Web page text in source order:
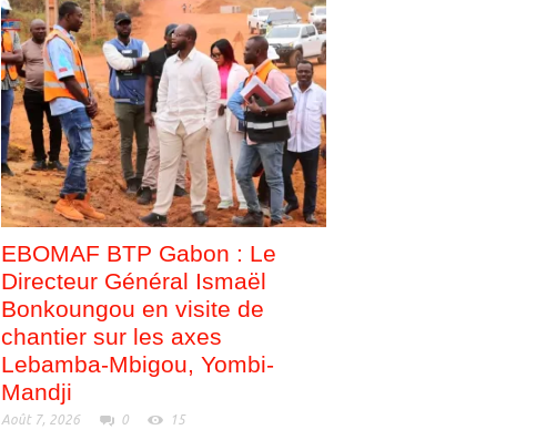
EBOMAF BTP Gabon : Le
Directeur Général Ismaël
Bonkoungou en visite de
chantier sur les axes
Lebamba-Mbigou, Yombi-
Mandji
Août 7, 2026 0 15